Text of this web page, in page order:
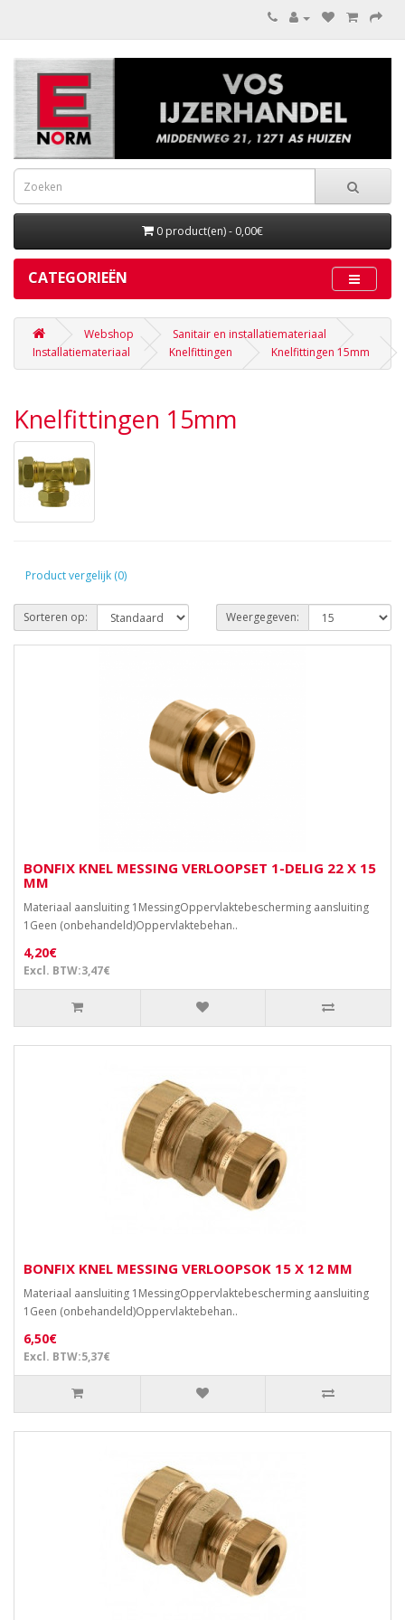
0 product(en) - 0,00€
CATEGORIEËN
Webshop
Sanitair en installatiemateriaal
Installatiemateriaal
Knelfittingen Knelfittingen 15mm
Knelfittingen 15mm
Product vergelijk (0)
Sorteren op: Weergegeven:
BONFIX KNEL MESSING VERLOOPSET 1-DELIG 22 X 15
MM
Materiaal aansluiting 1MessingOppervlaktebescherming aansluiting
1Geen (onbehandeld)Oppervlaktebehan..
4,20€
Excl. BTW:3,47€
BONFIX KNEL MESSING VERLOOPSOK 15 X 12 MM
Materiaal aansluiting 1MessingOppervlaktebescherming aansluiting
1Geen (onbehandeld)Oppervlaktebehan..
6,50€
Excl. BTW:5,37€